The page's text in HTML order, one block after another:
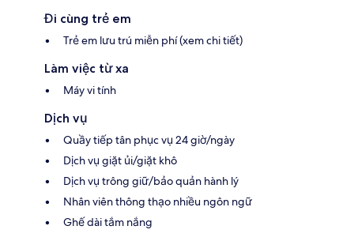
Đi cùng trẻ em
Trẻ em lưu trú miễn phí (xem chi tiết)
Làm việc từ xa
Máy vi tính
Dịch vụ
Quầy tiếp tân phục vụ 24 giờ/ngày
Dịch vụ giặt ủi/giặt khô
Dịch vụ trông giữ/bảo quản hành lý
Nhân viên thông thạo nhiều ngôn ngữ
Ghế dài tắm nắng